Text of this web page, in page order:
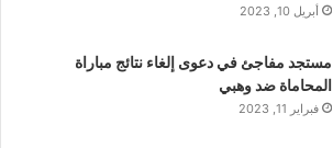
أبريل 10, 2023
مستجد مفاجئ في دعوى إلغاء نتائج مباراة
المحاماة ضد وهبي
فبراير 11, 2023